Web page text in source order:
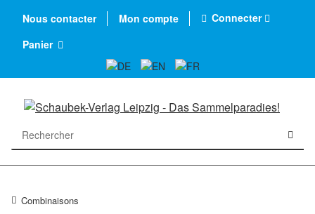
Nous contacter Mon compte
Connecter
Panier
Combinaisons